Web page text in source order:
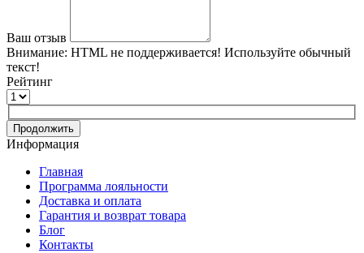
Ваш отзыв
Внимание: HTML не поддерживается! Используйте обычный
текст!
Рейтинг
Продолжить
Информация
Главная
Программа лояльности
Доставка и оплата
Гарантия и возврат товара
Блог
Контакты